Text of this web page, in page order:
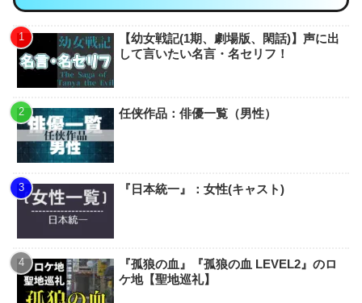
【幼女戦記(1期、劇場版、閑話)】声に出
して言いたい名言・名セリフ！
任侠作品：俳優一覧（男性）
『日本統一』：女性(キャスト)
『孤狼の血』『孤狼の血 LEVEL2』のロ
ケ地【聖地巡礼】